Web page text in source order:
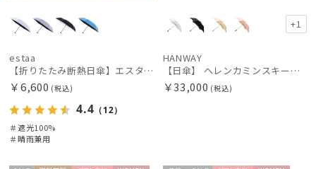
estaa
【折りたたみ断熱日傘】エスタ (estaa) ハニカム断熱パラソル 55㎝ 折りたたみ傘 晴雨兼用 遮光100 UV100
￥6,600 (税込)
4.4 （12）
＃遮光100%
＃晴雨兼用
+1
HANWAY
【日傘】 ヘレンカミンスキー（HELEN KAMINSKI） X ハンウェイ (HANWAY) コラボ プロヴァンスタイプ 麻無地 ラフィアコード 折りたたみ傘 曲がり手元 純パラソル
￥33,000 (税込)